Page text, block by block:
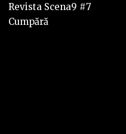
Revista Scena9 #7
Cumpără